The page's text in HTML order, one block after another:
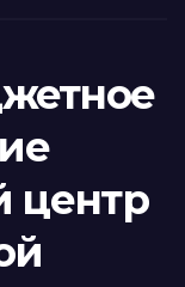
центр